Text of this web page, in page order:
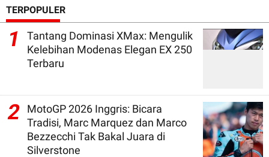
TERPOPULER
1
Tantang Dominasi XMax: Mengulik
Kelebihan Modenas Elegan EX 250
Terbaru
2
MotoGP 2026 Inggris: Bicara
Tradisi, Marc Marquez dan Marco
Bezzecchi Tak Bakal Juara di
Silverstone